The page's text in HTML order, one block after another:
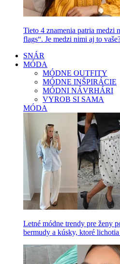
Tieto 4 znamenia patria medzi
flags“. Je medzi nimi aj to
SNÁR
MÓDA
MÓDNE OUTFITY
MÓDNE INŠPIRÁCIE
MÓDNI NÁVRHÁRI
VYROB SI SAMA
MÓDA
Letné módne trendy pre ženy
bermudy a kúsky, ktoré lichotia